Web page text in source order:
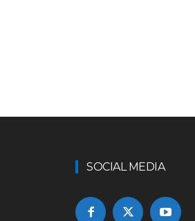
SOCIAL MEDIA